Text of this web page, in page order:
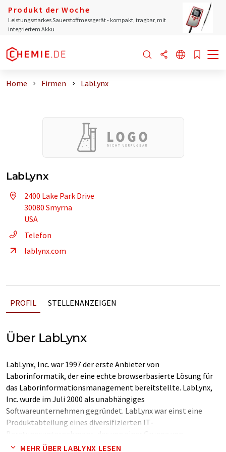
Produkt der Woche
Leistungsstarkes Sauerstoffmessgerät - kompakt, tragbar, mit
integriertem Akku
Home Firmen LabLynx
LabLynx
2400 Lake Park Drive
30080 Smyrna
USA
Telefon
lablynx.com
PROFIL STELLENANZEIGEN
Über LabLynx
LabLynx, Inc. war 1997 der erste Anbieter von
Laborinformatik, der eine echte browserbasierte Lösung für
das Laborinformationsmanagement bereitstellte. LabLynx,
Inc. wurde im Juli 2000 als unabhängiges
Softwareunternehmen gegründet. LabLynx war einst eine
Produktabteilung eines diversifizierten IT-
Investoren mit Erfahrung im Bereich LIMS und
MEHR ÜBER LABLYNX LESEN